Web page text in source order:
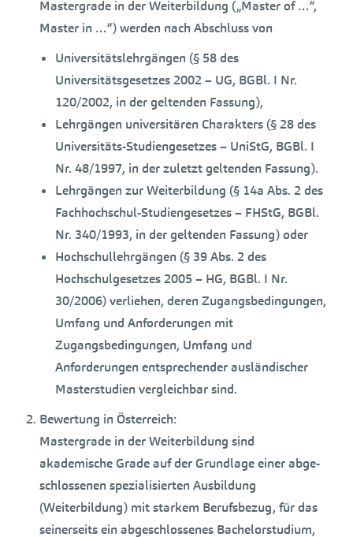
Mastergrade in der Weiterbildung („Master of …“,
Master in …“) werden nach Abschluss von
Universitätslehrgängen (§ 58 des
Universitätsgesetzes 2002 – UG, BGBl. I Nr.
120/2002, in der geltenden Fassung),
Lehrgängen universitären Charakters (§ 28 des
Universitäts-Studiengesetzes – UniStG, BGBl. I
Nr. 48/1997, in der zuletzt geltenden Fassung).
Lehrgängen zur Weiterbildung (§ 14a Abs. 2 des
Fachhochschul-Studiengesetzes – FHStG, BGBl.
Nr. 340/1993, in der geltenden Fassung) oder
Hochschullehrgängen (§ 39 Abs. 2 des
Hochschulgesetzes 2005 – HG, BGBl. I Nr.
30/2006) verliehen, deren Zugangsbedingungen,
Umfang und Anforderungen mit
Zugangsbedingungen, Umfang und
Anforderungen entsprechender ausländischer
Masterstudien vergleichbar sind.
Bewertung in Österreich:
Mastergrade in der Weiterbildung sind
akademische Grade auf der Grundlage einer abge­
schlossenen spezialisierten Ausbildung
(Weiterbildung) mit starkem Berufsbezug, für das
sei­nerseits ein abgeschlossenes Bachelorstudium,